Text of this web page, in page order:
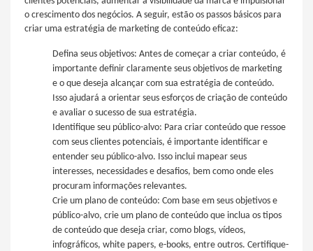
o crescimento dos negócios. A seguir, estão os passos básicos para
criar uma estratégia de marketing de conteúdo eficaz:
Defina seus objetivos: Antes de começar a criar conteúdo, é
importante definir claramente seus objetivos de marketing
e o que deseja alcançar com sua estratégia de conteúdo.
Isso ajudará a orientar seus esforços de criação de conteúdo
e avaliar o sucesso de sua estratégia.
Identifique seu público-alvo: Para criar conteúdo que ressoe
com seus clientes potenciais, é importante identificar e
entender seu público-alvo. Isso inclui mapear seus
interesses, necessidades e desafios, bem como onde eles
procuram informações relevantes.
Crie um plano de conteúdo: Com base em seus objetivos e
público-alvo, crie um plano de conteúdo que inclua os tipos
de conteúdo que deseja criar, como blogs, vídeos,
infográficos, white papers, e-books, entre outros. Certifique-